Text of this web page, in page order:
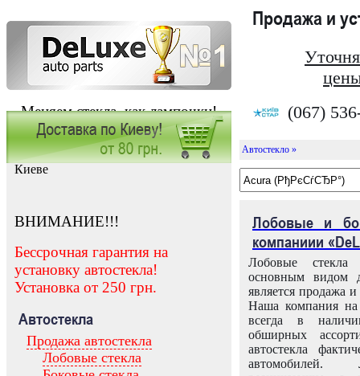
Меняем стекла, как лампочки!
Продажа и
(067)
Заказать установку автостекла в
Киеве
ВНИМАНИЕ!!!
Бессрочная гарантия на
установку автостекла!
Установка от 250 грн.
Автостекла
Продажа автостекла
Лобовые стекла
Автостекло »
Лобовые и
компаниии
Лобовые
основным видом
является продажа и
Наша компания на
всегда в
обширных
автостекла